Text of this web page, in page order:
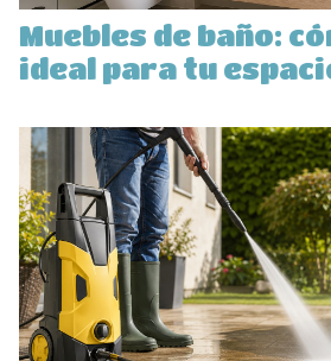
Muebles de baño:
ideal para tu